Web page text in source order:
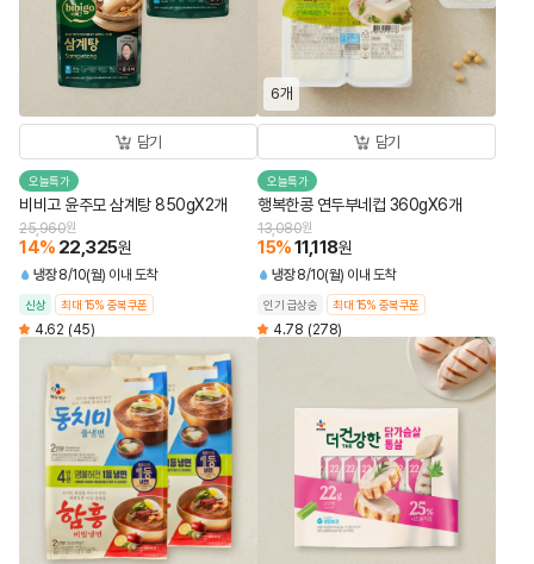
담기
오늘특가
비비고 윤주모 삼계탕 850gX2개
25,960원
14% 22,325원
냉장 8/10(월) 이내 도착
신상 최대 15% 중복쿠폰
4.62 (45)
6개
담기
오늘특가
행복한콩 연두부네컵 360gX6개
13,080원
15%11,118원
냉장 8/10(월) 이내 도착
인기 급상승 최대 15% 중복쿠폰
4.78 (278)